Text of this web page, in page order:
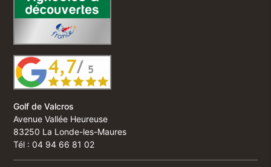
Golf de Valcros
Avenue Vallée Heureuse
83250 La Londe-les-Maures
Tél : 04 94 66 81 02